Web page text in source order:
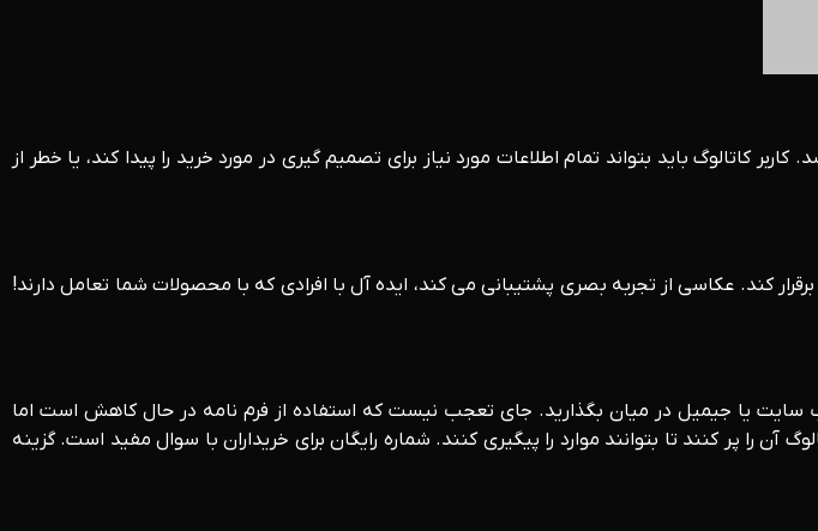
کاتالوگ باید بتواند تمام اطلاعات مورد نیاز برای تصمیم گیری در مورد خرید را پیدا کند، یا خطر از
کند. عکاسی از تجربه بصری پشتیبانی می کند، ایده آل با افرادی که با محصولات شما تعامل دارند!
سایت یا جیمیل در میان بگذارید. جای تعجب نیست که استفاده از فرم نامه در حال کاهش است اما
پر کنند تا بتوانند موارد را پیگیری کنند. شماره رایگان برای خریداران با سوال مفید است. گزینه